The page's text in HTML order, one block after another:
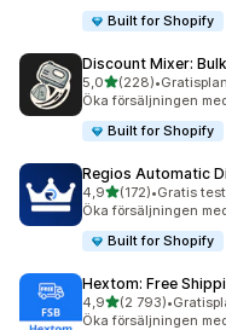
Built for Shopify
Discount Mixer:
5,0av 5 stjärnor
(228)
228 recensioner totalt
•
Öka försäljningen
Built for Shopify
Regios Automatic
4,9av 5 stjärnor
(172)
172 recensioner totalt
•Gratis
Öka försäljningen
Built for Shopify
Hextom: Free
4,9av 5 stjärnor
(2 793)
2793 recensioner
•
Öka försäljningen